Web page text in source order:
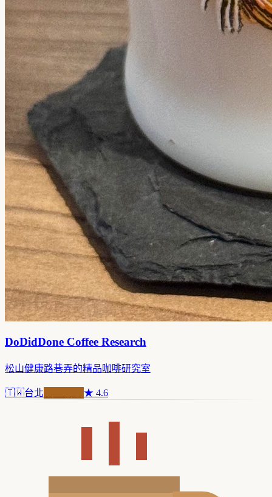
DoDidDone Coffee Research
松山健康路巷弄的精品咖啡研究室
🇹🇼台北 ★ 4.6